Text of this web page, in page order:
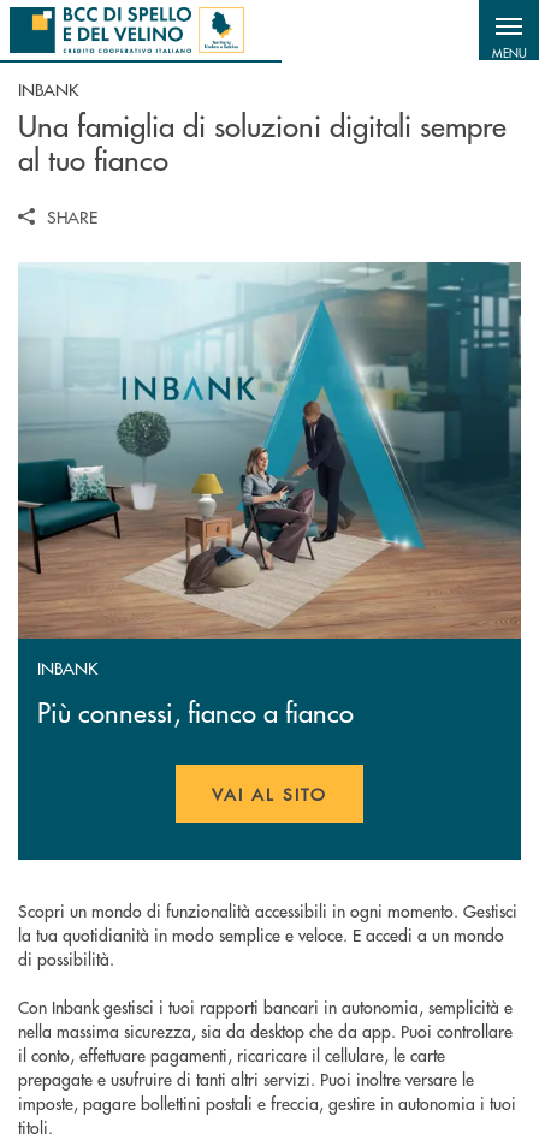
Salta al contenuto principale
MENU
INBANK
Una famiglia di soluzioni digitali sempre
al tuo fianco
SHARE
INBANK
Più connessi, fianco a fianco
VAI AL SITO
Scopri un mondo di funzionalità accessibili in ogni momento. Gestisci
la tua quotidianità in modo semplice e veloce. E accedi a un mondo
di possibilità.
Con Inbank gestisci i tuoi rapporti bancari in autonomia, semplicità e
nella massima sicurezza, sia da desktop che da app. Puoi controllare
il conto, effettuare pagamenti, ricaricare il cellulare, le carte
prepagate e usufruire di tanti altri servizi. Puoi inoltre versare le
imposte, pagare bollettini postali e freccia, gestire in autonomia i tuoi
titoli.